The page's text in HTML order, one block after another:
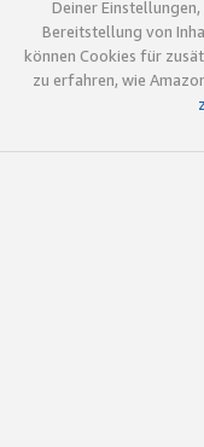
Deiner
Bereitstellung von
können Cookies für
zu erfahren, wie